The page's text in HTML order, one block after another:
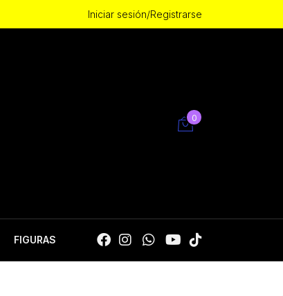
Iniciar sesión/Registrarse
0
FIGURAS